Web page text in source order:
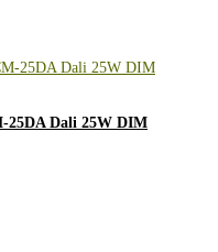
Dali 25W DIM